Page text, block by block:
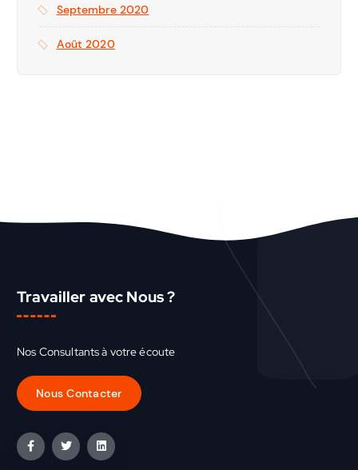
Septembre 2020
Août 2020
Travailler avec Nous ?
Nos Consultants à votre écoute